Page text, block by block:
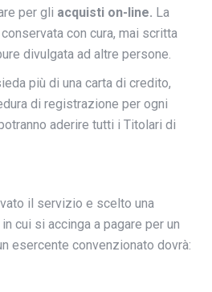
per gli acquisti on-line. La
con cura, mai scritta
divulgata ad altre persone.
più di una carta di credito,
di registrazione per ogni
aderire tutti i Titolari di
il servizio e scelto una
cui si accinga a pagare per un
esercente convenzionato dovrà: